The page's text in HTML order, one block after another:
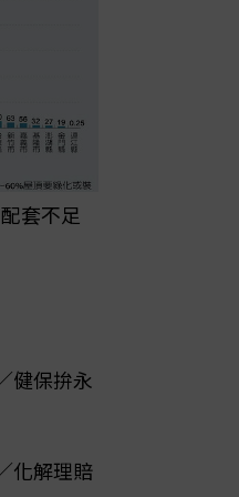
套不足
健保拚永
化解理賠